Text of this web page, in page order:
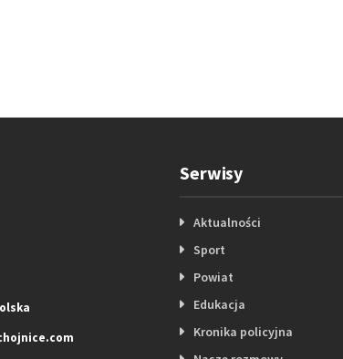
Serwisy
Aktualności
Sport
Powiat
Edukacja
Kronika policyjna